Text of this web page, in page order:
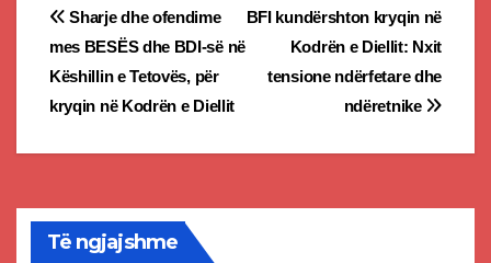
Post
navigation
BFI kundërshton kryqin në
Kodrën e Diellit: Nxit
tensione ndërfetare dhe
ndëretnike
Sharje dhe ofendime
mes BESËS dhe BDI-së në
Këshillin e Tetovës, për
kryqin në Kodrën e Diellit
Të ngjajshme